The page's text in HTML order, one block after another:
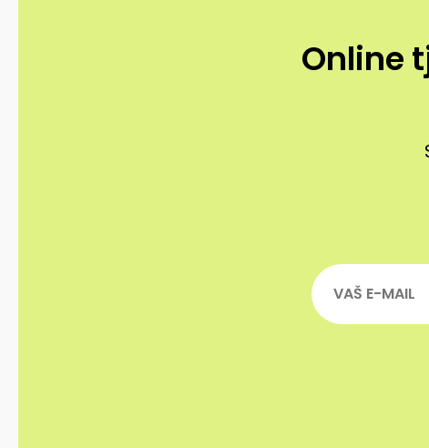
Online